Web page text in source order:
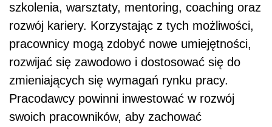
szkolenia, warsztaty, mentoring, coaching oraz
rozwój kariery. Korzystając z tych możliwości,
pracownicy mogą zdobyć nowe umiejętności,
rozwijać się zawodowo i dostosować się do
zmieniających się wymagań rynku pracy.
Pracodawcy powinni inwestować w rozwój
swoich pracowników, aby zachować